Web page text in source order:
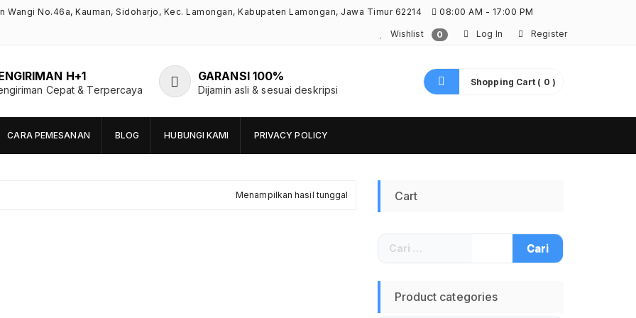
Wangi No.46a, Kauman, Sidoharjo, Kec. Lamongan, Kabupaten Lamongan, Jawa Timur 62214 08:00 AM - 17:00 PM
Wishlist 0 Log In Register
H+1
Cepat & Terpercaya
GARANSI 100%
Dijamin asli & sesuai deskripsi
Shopping Cart ( 0 )
CARA PEMESANAN BLOG HUBUNGI KAMI PRIVACY POLICY
Menampilkan hasil tunggal Cart
Cari
untuk:
Product categories